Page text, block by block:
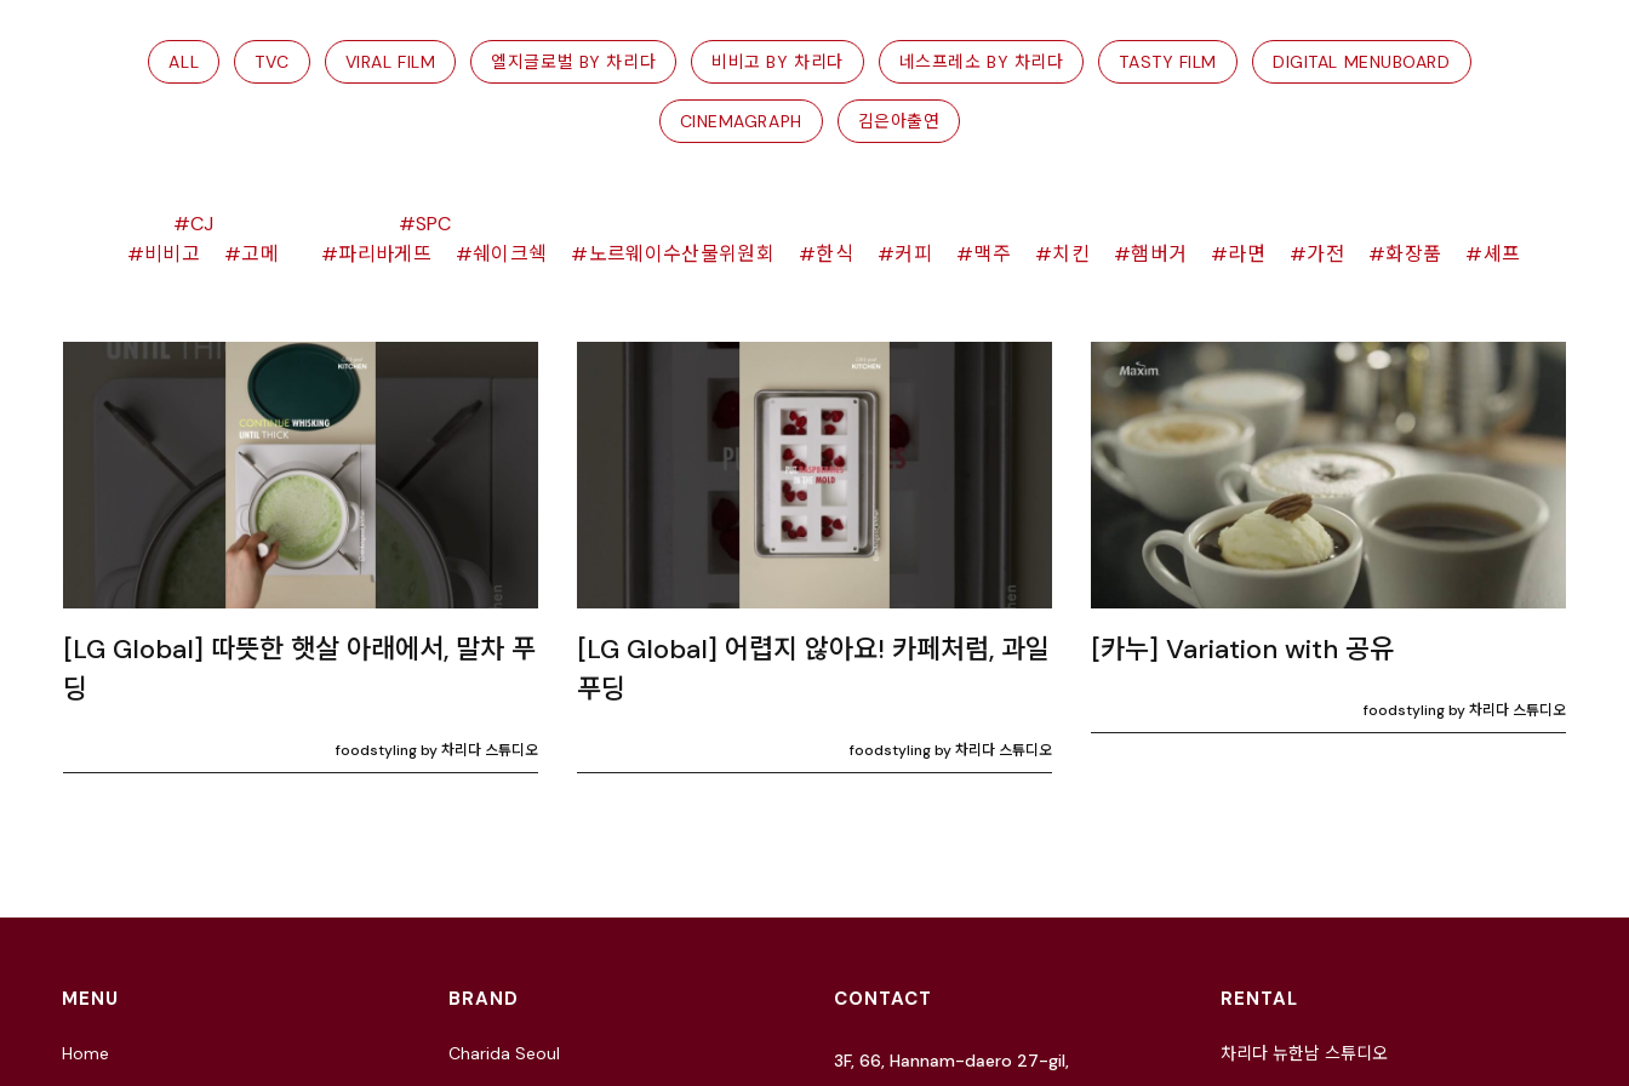
ALL TVC VIRAL FILM 엘지글로벌 BY 차리다 비비고 BY 차리다 네스프레소 BY 차리다 TASTY FILM DIGITAL MENUBOARD
CINEMAGRAPH 김은아출연
CJ
비비고
고메
SPC
파리바게뜨
쉐이크쉑 노르웨이수산물위원회 한식 커피 맥주 치킨 햄버거 라면 가전 화장품 셰프
[LG Global] 따뜻한 햇살 아래에서, 말차 푸
딩
foodstyling by 차리다 스튜디오
[LG Global] 어렵지 않아요! 카페처럼, 과일
푸딩
foodstyling by 차리다 스튜디오
[카누] Variation with 공유
foodstyling by 차리다 스튜디오
MENU
Home
BRAND
Charida Seoul
CONTACT
3F, 66, Hannam-daero 27-gil,
RENTAL
차리다 뉴한남 스튜디오